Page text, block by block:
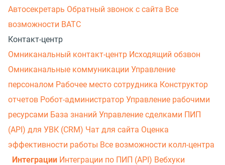
Автосекретарь Обратный звонок с сайта Все
возможности ВАТС
Контакт-центр
Омниканальный контакт-центр Исходящий обзвон
Омниканальные коммуникации Управление
персоналом Рабочее место сотрудника Конструктор
отчетов Робот-администратор Управление рабочими
ресурсами База знаний Управление сделками ПИП
(API) для УВК (CRM) Чат для сайта Оценка
эффективности работы Все возможности колл-центра
Интеграции Интеграции по ПИП (API) Вебхуки